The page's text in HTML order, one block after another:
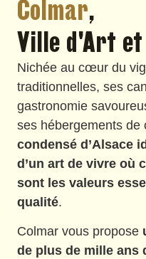
Colmar,
Ville d'Art
Nichée au cœur du
traditionnelles, ses
gastronomie
ses hébergements de
condensé d’Alsace
d’un art de vivre où
sont les valeurs
qualité.
Colmar vous propose
de plus de mille ans